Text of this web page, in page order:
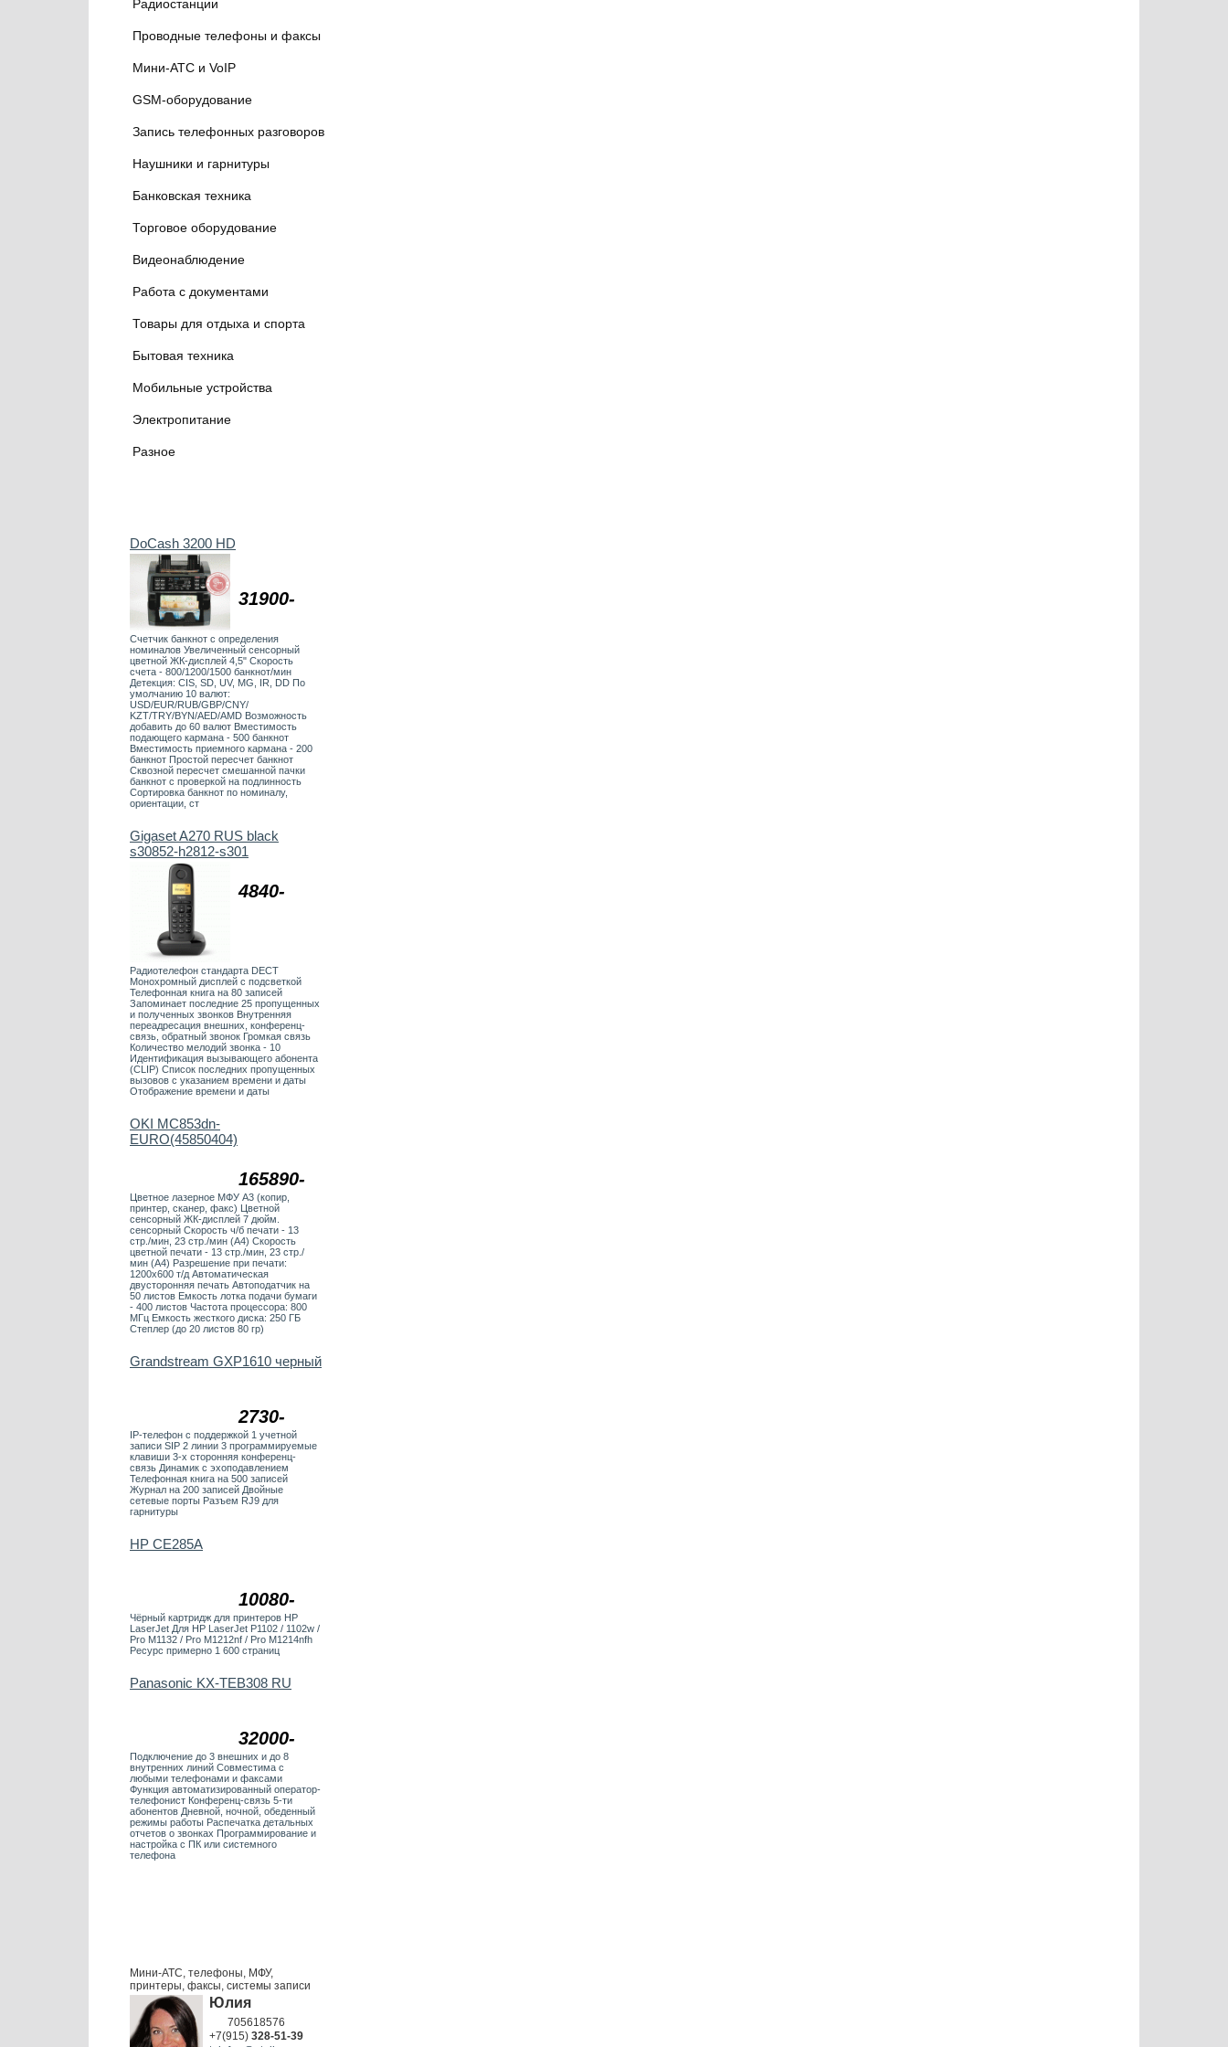
Радиостанции
Проводные телефоны и факсы
Мини-АТС и VoIP
GSM-оборудование
Запись телефонных разговоров
Наушники и гарнитуры
Банковская техника
Торговое оборудование
Видеонаблюдение
Работа с документами
Товары для отдыха и спорта
Бытовая техника
Мобильные устройства
Электропитание
Разное
31900-
DoCash 3200 HD
Счетчик банкнот с определения
номиналов Увеличенный сенсорный
цветной ЖК-дисплей 4,5" Скорость
счета - 800/1200/1500 банкнот/мин
Детекция: СIS, SD, UV, MG, IR, DD По
умолчанию 10 валют:
USD/EUR/RUB/GBP/CNY/
KZT/TRY/BYN/AED/AMD Возможность
добавить до 60 валют Вместимость
подающего кармана - 500 банкнот
Вместимость приемного кармана - 200
банкнот Простой пересчет банкнот
Сквозной пересчет смешанной пачки
банкнот с проверкой на подлинность
Сортировка банкнот по номиналу,
ориентации, ст
4840-
Gigaset A270 RUS black
s30852-h2812-s301
Радиотелефон стандарта DECT
Монохромный дисплей с подсветкой
Телефонная книга на 80 записей
Запоминает последние 25 пропущенных
и полученных звонков Внутренняя
переадресация внешних, конференц-
связь, обратный звонок Громкая связь
Количество мелодий звонка - 10
Идентификация вызывающего абонента
(CLIP) Список последних пропущенных
вызовов с указанием времени и даты
Отображение времени и даты
165890-
OKI MC853dn-
EURO(45850404)
Цветное лазерное МФУ А3 (копир,
принтер, сканер, факс) Цветной
сенсорный ЖК-дисплей 7 дюйм.
сенсорный Скорость ч/б печати - 13
стр./мин, 23 стр./мин (А4) Скорость
цветной печати - 13 стр./мин, 23 стр./
мин (А4) Разрешение при печати:
1200х600 т/д Автоматическая
двусторонняя печать Автоподатчик на
50 листов Емкость лотка подачи бумаги
- 400 листов Частота процессора: 800
МГц Емкость жесткого диска: 250 ГБ
Степлер (до 20 листов 80 гр)
2730-
Grandstream GXP1610 черный
IP-телефон c поддержкой 1 учетной
записи SIP 2 линии 3 программируемые
клавиши 3-х сторонняя конференц-
связь Динамик с эхоподавлением
Телефонная книга на 500 записей
Журнал на 200 записей Двойные
сетевые порты Разъем RJ9 для
гарнитуры
10080-
HP CE285A
Чёрный картридж для принтеров HP
LaserJet Для HP LaserJet P1102 / 1102w /
Pro M1132 / Pro M1212nf / Pro M1214nfh
Ресурс примерно 1 600 страниц
32000-
Panasonic KX-TEB308 RU
Подключение до 3 внешних и до 8
внутренних линий Совместима с
любыми телефонами и факсами
Функция автоматизированный оператор-
телефонист Конференц-связь 5-ти
абонентов Дневной, ночной, обеденный
режимы работы Распечатка детальных
отчетов о звонках Программирование и
настройка с ПК или системного
телефона
Мини-АТС, телефоны, МФУ,
принтеры, факсы, системы записи
Юлия
705618576
+7(915) 328-51-39